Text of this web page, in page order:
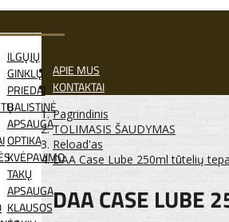
ILGŲJŲ
GINKLŲ
PRIEDAI
BALISTINĖ
APSAUGA
OPTIKA
KVĖPAVIMO
TAKŲ
APSAUGA
KLAUSOS
APIE MUS
KONTAKTAI
Pagrindinis
TOLIMASIS ŠAUDYMAS
Reload'as
DAA Case Lube 250ml tūtelių
DAA CASE LUBE